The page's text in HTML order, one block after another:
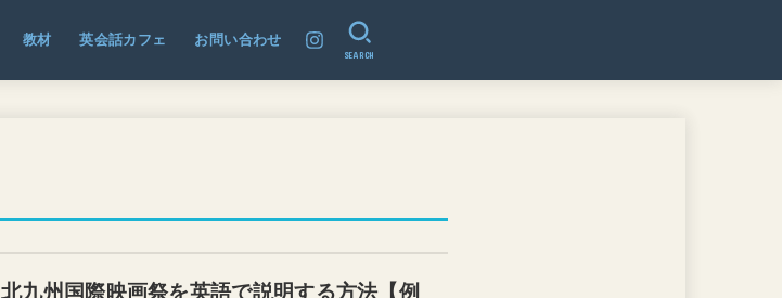
教材 英会話カフェ お問い合わせ
SEARCH
北九州国際映画祭を英語で説明する方法【例